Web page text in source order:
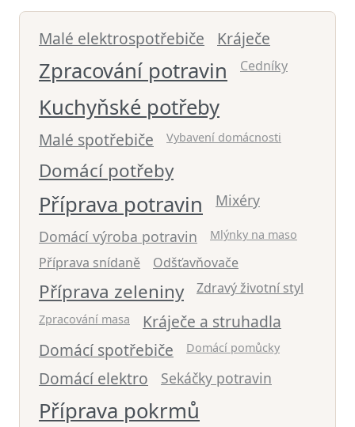
Malé elektrospotřebiče Kráječe
Zpracování potravin Cedníky
Kuchyňské potřeby
Malé spotřebiče Vybavení domácnosti
Domácí potřeby
Příprava potravin
Mixéry
Domácí výroba potravin
Mlýnky na maso
Příprava snídaně Odšťavňovače
Příprava zeleniny Zdravý životní styl
Zpracování masa
Kráječe a struhadla
Domácí spotřebiče
Domácí pomůcky
Domácí elektro Sekáčky potravin
Příprava pokrmů